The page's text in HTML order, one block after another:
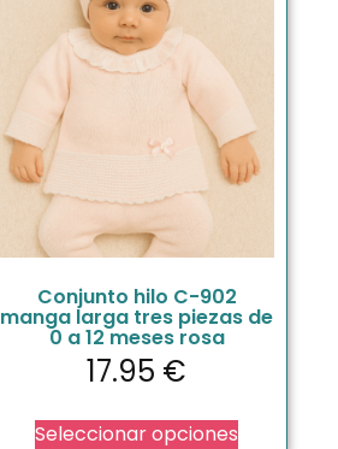
Conjunto hilo C-902
manga larga tres piezas de
0 a 12 meses rosa
17.95 €
Seleccionar opciones